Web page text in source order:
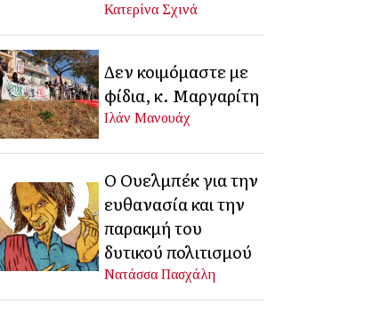
Κατερίνα Σχινά
Δεν κοιμόμαστε με
φίδια, κ. Μαργαρίτη
Ιλάν Μανουάχ
Ο Ουελμπέκ για την
ευθανασία και την
παρακμή του
δυτικού πολιτισμού
Νατάσσα Πασχάλη